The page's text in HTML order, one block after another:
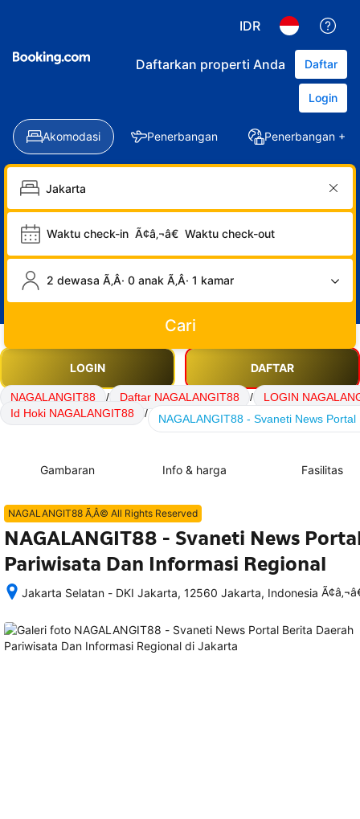
IDR
Daftarkan properti Anda Daftar
Login
Akomodasi Penerbangan Penerbangan +
Waktu check-in Ã¢â‚¬â€ Waktu check-out
2 dewasa Ã‚Â· 0 anak Ã‚Â· 1 kamar
Cari
LOGIN DAFTAR
NAGALANGIT88 / Daftar NAGALANGIT88 /
LOGIN
Id Hoki NAGALANGIT88
/ NAGALANGIT88 - Svaneti News
Gambaran Info & harga Fasilitas
NAGALANGIT88 Ã‚Â© All Rights Reserved
NAGALANGIT88 - Svaneti News
Pariwisata Dan Informasi Regional
Jakarta Selatan - DKI Jakarta, 12560 Jakarta, Indonesia
memesan,
semua